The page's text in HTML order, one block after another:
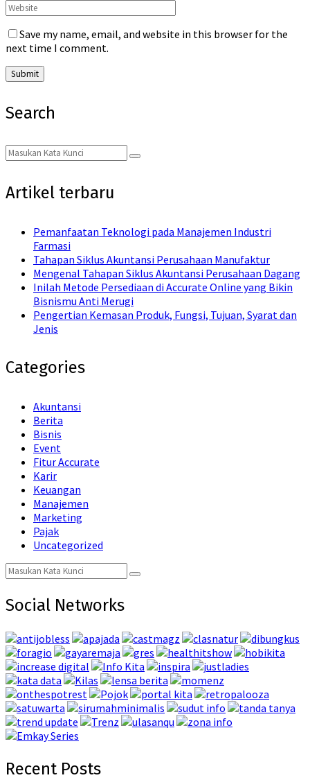
Save my name, email, and website in this browser for the
next time I comment.
Search
Search
for:
Search
Artikel terbaru
Pemanfaatan Teknologi pada Manajemen Industri
Farmasi
Tahapan Siklus Akuntansi Perusahaan Manufaktur
Mengenal Tahapan Siklus Akuntansi Perusahaan Dagang
Inilah Metode Persediaan di Accurate Online yang Bikin
Bisnismu Anti Merugi
Pengertian Kemasan Produk, Fungsi, Tujuan, Syarat dan
Jenis
Categories
Akuntansi
Berita
Bisnis
Event
Fitur Accurate
Karir
Keuangan
Manajemen
Marketing
Pajak
Uncategorized
Search
for:
Search
Social Networks
Recent Posts